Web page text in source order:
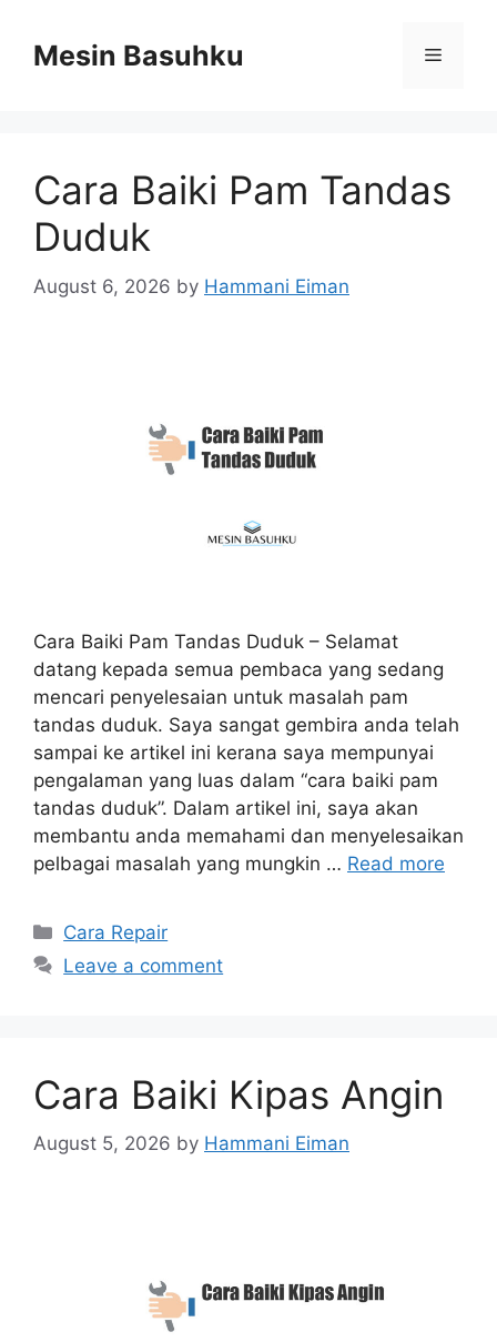
contentMesin Basuhku Menu
Cara Baiki Pam Tandas
Duduk
August 6, 2026 by Hammani Eiman
Cara Baiki Pam Tandas Duduk – Selamat
datang kepada semua pembaca yang sedang
mencari penyelesaian untuk masalah pam
tandas duduk. Saya sangat gembira anda telah
sampai ke artikel ini kerana saya mempunyai
pengalaman yang luas dalam “cara baiki pam
tandas duduk”. Dalam artikel ini, saya akan
membantu anda memahami dan menyelesaikan
pelbagai masalah yang mungkin … Read more
Categories
Cara Repair
Leave a comment
Cara Baiki Kipas Angin
August 5, 2026 by Hammani Eiman